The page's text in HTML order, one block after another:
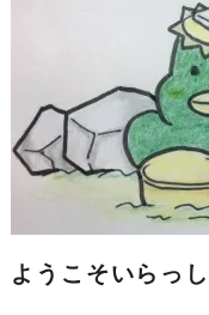
ようこそいらっ